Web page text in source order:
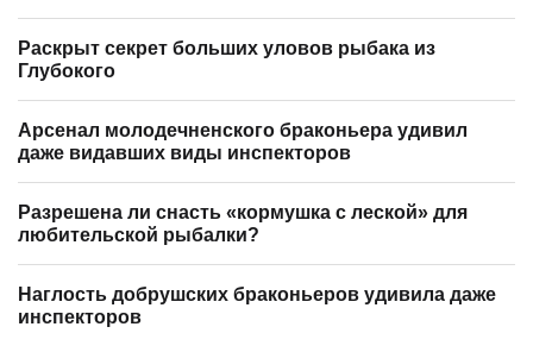
Раскрыт секрет больших уловов рыбака из
Глубокого
Арсенал молодечненского браконьера удивил
даже видавших виды инспекторов
Разрешена ли снасть «кормушка с леской» для
любительской рыбалки?
Наглость добрушских браконьеров удивила даже
инспекторов